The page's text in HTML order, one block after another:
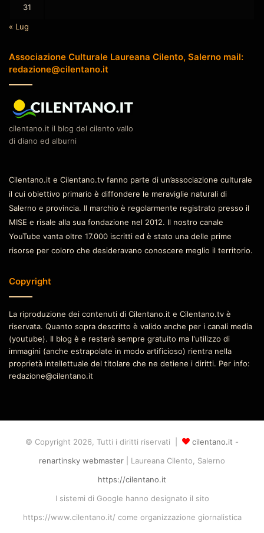
31
« Lug
Associazione Culturale Laureana Cilento, Salerno mail:
redazione@cilentano.it
cilentano.it il blog del cilento vallo
di diano ed alburni
Cilentano.it e Cilentano.tv fanno parte di un’associazione culturale
il cui obiettivo primario è diffondere le meraviglie naturali di
Salerno e provincia. Il marchio è regolarmente registrato presso il
MISE e risale alla sua fondazione nel 2012. Il nostro canale
YouTube vanta oltre 17.000 iscritti ed è stato una delle prime
risorse per coloro che desideravano conoscere meglio il territorio.
Copyright
La riproduzione dei contenuti di Cilentano.it e Cilentano.tv è
riservata. Quanto sopra descritto è valido anche per i canali media
(youtube). Il blog è e resterà sempre gratuito ma l'utilizzo di
immagini (anche estrapolate in modo artificioso) rientra nella
proprietà intellettuale del titolare che ne detiene i diritti. Per info:
redazione@cilentano.it
© Copyright 2026, Tutti i diritti riservati |
cilentano.it -
renartinsky webmaster | Laureana Cilento, Salerno
https://cilentano.it
I sistemi di Google hanno designato il sito
https://www.cilentano.it/ come organizzazione giornalistica